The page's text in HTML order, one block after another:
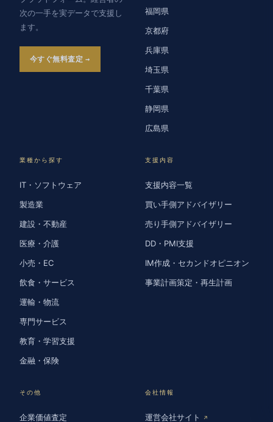
次の一手を実データで支援し
ます。
今すぐ無料査定
福岡県
京都府
兵庫県
埼玉県
千葉県
静岡県
広島県
業種から探す
IT・ソフトウェア
製造業
建設・不動産
医療・介護
小売・EC
飲食・サービス
運輸・物流
専門サービス
教育・学習支援
金融・保険
支援内容
支援内容一覧
買い手側アドバイザリー
売り手側アドバイザリー
DD・PMI支援
IM作成・セカンドオピニオン
事業計画策定・再生計画
その他
企業価値査定
会社情報
運営会社サイト ↗